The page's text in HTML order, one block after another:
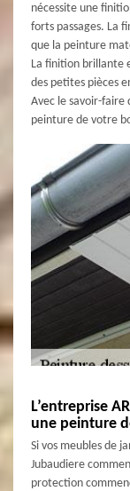
nécessite une
forts passages. La
que la peinture
La finition brillante
des petites pièces
Avec le savoir-faire
peinture de votre
L’entreprise
une peinture
Si vos meubles de
Jubaudiere
protection